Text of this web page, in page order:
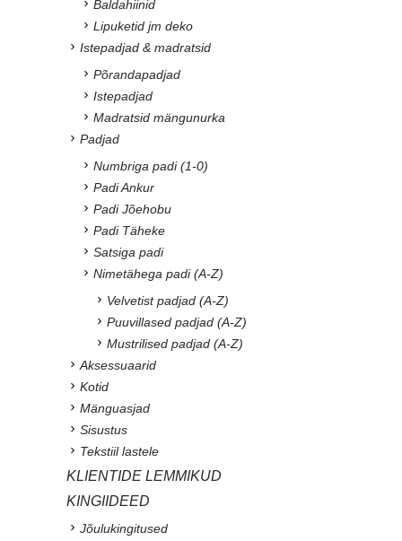
Baldahiinid
Lipuketid jm deko
Istepadjad & madratsid
Põrandapadjad
Istepadjad
Madratsid mängunurka
Padjad
Numbriga padi (1-0)
Padi Ankur
Padi Jõehobu
Padi Täheke
Satsiga padi
Nimetähega padi (A-Z)
Velvetist padjad (A-Z)
Puuvillased padjad (A-Z)
Mustrilised padjad (A-Z)
Aksessuaarid
Kotid
Mänguasjad
Sisustus
Tekstiil lastele
KLIENTIDE LEMMIKUD
KINGIIDEED
Jõulukingitused